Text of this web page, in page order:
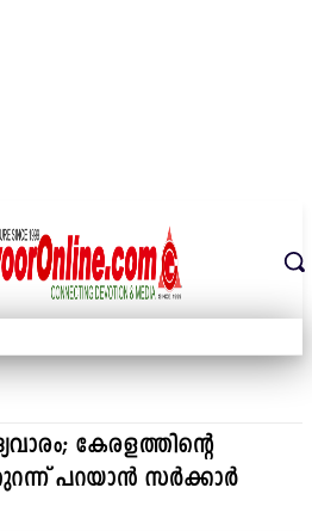
കേരളത്തിന്റെ
പറയാൻ സർക്കാർ